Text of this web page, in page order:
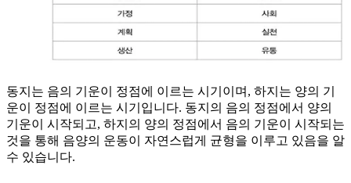
동지는 음의 기운이 정점에 이르는 시기이며, 하지는 양의 기
운이 정점에 이르는 시기입니다. 동지의 음의 정점에서 양의
기운이 시작되고, 하지의 양의 정점에서 음의 기운이 시작되는
것을 통해 음양의 운동이 자연스럽게 균형을 이루고 있음을 알
수 있습니다.